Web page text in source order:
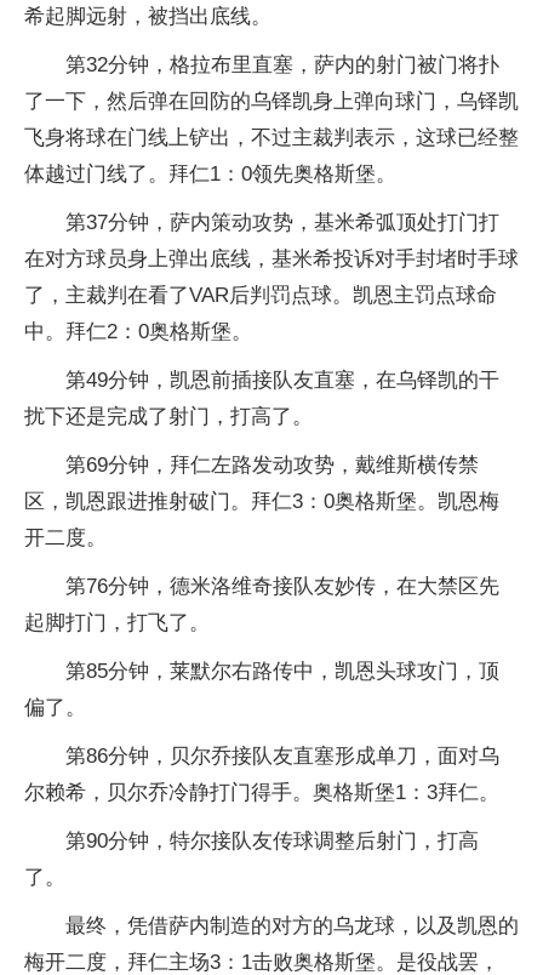
希起脚远射，被挡出底线。
第32分钟，格拉布里直塞，萨内的射门被门将扑
了一下，然后弹在回防的乌铎凯身上弹向球门，乌铎凯
飞身将球在门线上铲出，不过主裁判表示，这球已经整
体越过门线了。拜仁1：0领先奥格斯堡。
第37分钟，萨内策动攻势，基米希弧顶处打门打
在对方球员身上弹出底线，基米希投诉对手封堵时手球
了，主裁判在看了VAR后判罚点球。凯恩主罚点球命
中。拜仁2：0奥格斯堡。
第49分钟，凯恩前插接队友直塞，在乌铎凯的干
扰下还是完成了射门，打高了。
第69分钟，拜仁左路发动攻势，戴维斯横传禁
区，凯恩跟进推射破门。拜仁3：0奥格斯堡。凯恩梅
开二度。
第76分钟，德米洛维奇接队友妙传，在大禁区先
起脚打门，打飞了。
第85分钟，莱默尔右路传中，凯恩头球攻门，顶
偏了。
第86分钟，贝尔乔接队友直塞形成单刀，面对乌
尔赖希，贝尔乔冷静打门得手。奥格斯堡1：3拜仁。
第90分钟，特尔接队友传球调整后射门，打高
了。
最终，凭借萨内制造的对方的乌龙球，以及凯恩的
梅开二度，拜仁主场3：1击败奥格斯堡。是役战罢，